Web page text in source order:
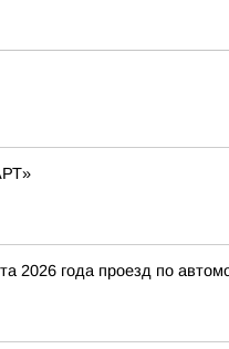
2026 года проезд по